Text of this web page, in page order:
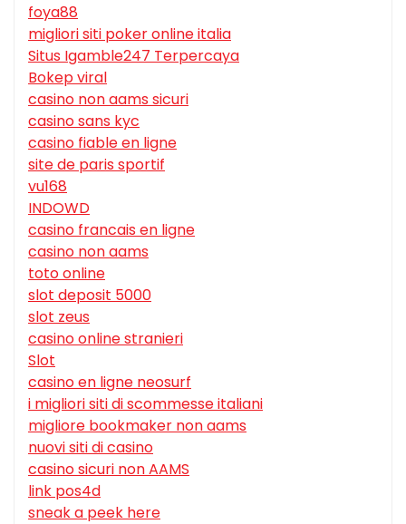
foya88
migliori siti poker online italia
Situs Igamble247 Terpercaya
Bokep viral
casino non aams sicuri
casino sans kyc
casino fiable en ligne
site de paris sportif
vu168
INDOWD
casino francais en ligne
casino non aams
toto online
slot deposit 5000
slot zeus
casino online stranieri
Slot
casino en ligne neosurf
i migliori siti di scommesse italiani
migliore bookmaker non aams
nuovi siti di casino
casino sicuri non AAMS
link pos4d
sneak a peek here